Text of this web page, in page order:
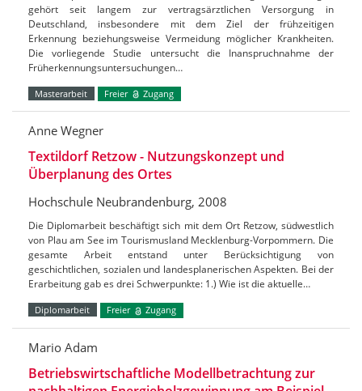
gehört seit langem zur vertragsärztlichen Versorgung in
Deutschland, insbesondere mit dem Ziel der frühzeitigen
Erkennung beziehungsweise Vermeidung möglicher Krankheiten.
Die vorliegende Studie untersucht die Inanspruchnahme der
Früherkennungsuntersuchungen…
Masterarbeit Freier Zugang
Anne Wegner
Textildorf Retzow - Nutzungskonzept und
Überplanung des Ortes
Hochschule Neubrandenburg, 2008
Die Diplomarbeit beschäftigt sich mit dem Ort Retzow, südwestlich
von Plau am See im Tourismusland Mecklenburg-Vorpommern. Die
gesamte Arbeit entstand unter Berücksichtigung von
geschichtlichen, sozialen und landesplanerischen Aspekten. Bei der
Erarbeitung gab es drei Schwerpunkte: 1.) Wie ist die aktuelle…
Diplomarbeit Freier Zugang
Mario Adam
Betriebswirtschaftliche Modellbetrachtung zur